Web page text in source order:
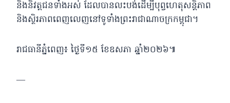
និងនិវត្តជនទាំងអស់ ដែលបានលះបង់ដើម្បីបុព្វហេតុសន្តិភាព
និងស្ថិរភាពពេញលេញនៅទូទាំងព្រះរាជាណាចក្រកម្ពុជា។
រាជធានីភ្នំពេញ៖ ថ្ងៃទី១៥ ខែឧសភា ឆ្នាំ២០២៦៕
—